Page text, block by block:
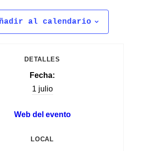
al calendario
DETALLES
Fecha:
1 julio
Web del evento
LOCAL